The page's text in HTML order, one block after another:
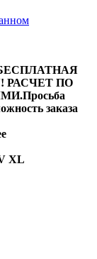
РАСЧЕТ ПО
заказа
XL